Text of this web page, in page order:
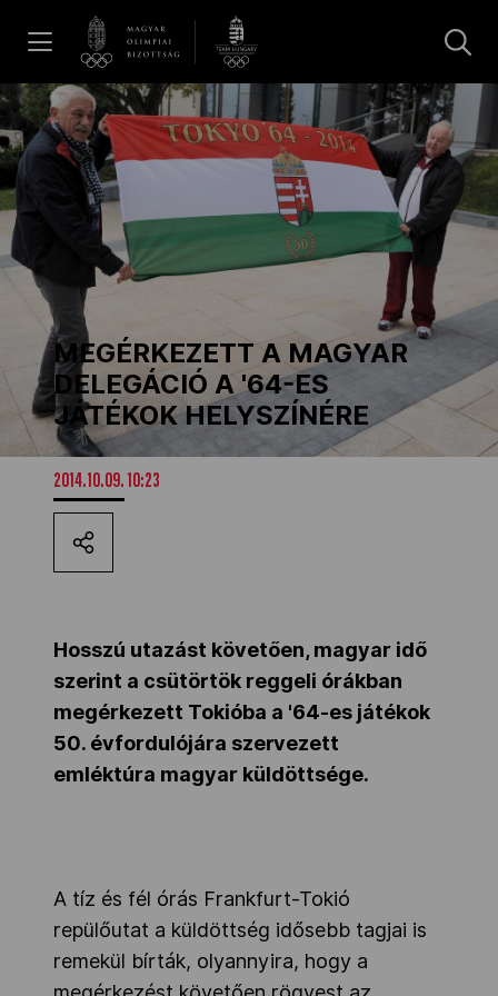
Hírek
Galéria
Dakar 2026
Los Angeles 2028
MOB
Kettőskarrier-program
Társszervezetek
OVEP
MEGÉRKEZETT A MAGYAR
DELEGÁCIÓ A '64-ES
JÁTÉKOK HELYSZÍNÉRE
2014.10.09. 10:23
Hosszú utazást követően, magyar idő
szerint a csütörtök reggeli órákban
megérkezett Tokióba a '64-es játékok
50. évfordulójára szervezett
emléktúra magyar küldöttsége.
A tíz és fél órás Frankfurt-Tokió
repülőutat a küldöttség idősebb tagjai is
remekül bírták, olyannyira, hogy a